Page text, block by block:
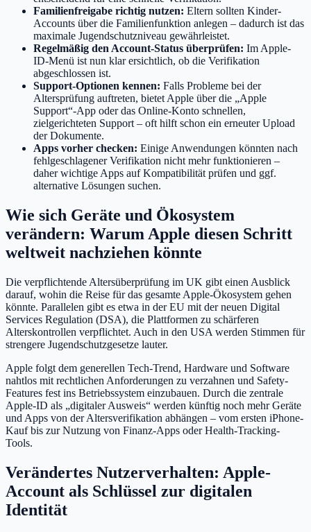
Familienfreigabe richtig nutzen: Eltern sollten Kinder-
Accounts über die Familienfunktion anlegen – dadurch ist das
maximale Jugendschutzniveau gewährleistet.
Regelmäßig den Account-Status überprüfen: Im Apple-
ID-Menü ist nun klar ersichtlich, ob die Verifikation
abgeschlossen ist.
Support-Optionen kennen: Falls Probleme bei der
Altersprüfung auftreten, bietet Apple über die „Apple
Support“-App oder das Online-Konto schnellen,
zielgerichteten Support – oft hilft schon ein erneuter Upload
der Dokumente.
Apps vorher checken: Einige Anwendungen könnten nach
fehlgeschlagener Verifikation nicht mehr funktionieren –
daher wichtige Apps auf Kompatibilität prüfen und ggf.
alternative Lösungen suchen.
Wie sich Geräte und Ökosystem
verändern: Warum Apple diesen Schritt
weltweit nachziehen könnte
Die verpflichtende Altersüberprüfung im UK gibt einen Ausblick
darauf, wohin die Reise für das gesamte Apple-Ökosystem gehen
könnte. Parallelen gibt es etwa in der EU mit der neuen Digital
Services Regulation (DSA), die Plattformen zu schärferen
Alterskontrollen verpflichtet. Auch in den USA werden Stimmen für
strengere Jugendschutzgesetze lauter.
Apple folgt dem generellen Tech-Trend, Hardware und Software
nahtlos mit rechtlichen Anforderungen zu verzahnen und Safety-
Features fest ins Betriebssystem einzubauen. Durch die zentrale
Apple-ID als „digitaler Ausweis“ werden künftig noch mehr Geräte
und Apps von der Altersverifikation abhängen – vom ersten iPhone-
Kauf bis zur Nutzung von Finanz-Apps oder Health-Tracking-
Tools.
Verändertes Nutzerverhalten: Apple-
Account als Schlüssel zur digitalen
Identität